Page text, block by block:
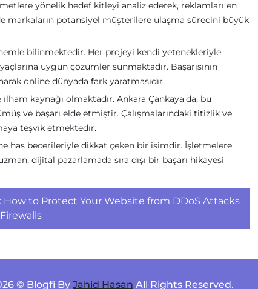
yönelik hedef kitleyi analiz ederek, reklamları en
markaların potansiyel müşterilere ulaşma sürecini büyük
bilinmektedir. Her projeyi kendi yetenekleriyle
uygun çözümler sunmaktadır. Başarısının
online dünyada fark yaratmasıdır.
kaynağı olmaktadır. Ankara Çankaya'da, bu
ve başarı elde etmiştir. Çalışmalarındaki titizlik ve
teşvik etmektedir.
has becerileriyle dikkat çeken bir isimdir. İşletmelere
dijital pazarlamada sıra dışı bir başarı hikayesi
How to Protect Your Website from DDoS Attacks
© Blogfi By Jahid Hasan All Rights Reserved.